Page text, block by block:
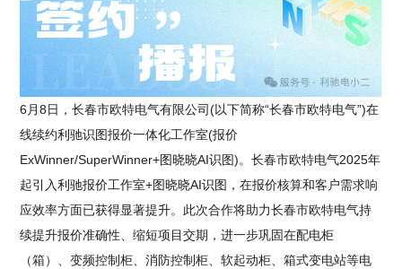
6月8日，长春市欧特电气有限公司(以下简称“长春市欧特电气”)在
线续约利驰识图报价一体化工作室(报价
ExWinner/SuperWinner+图晓晓AI识图)。长春市欧特电气2025年
起引入利驰报价工作室+图晓晓AI识图，在报价核算和客户需求响
应效率方面已获得显著提升。此次合作将助力长春市欧特电气持
续提升报价准确性、缩短项目交期，进一步巩固在配电柜
（箱）、变频控制柜、消防控制柜、软起动柜、箱式变电站等电